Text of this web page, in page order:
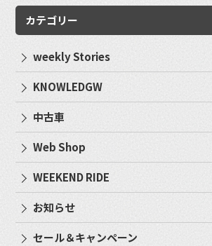
カテゴリー
weekly Stories
KNOWLEDGW
中古車
Web Shop
WEEKEND RIDE
お知らせ
セール＆キャンペーン